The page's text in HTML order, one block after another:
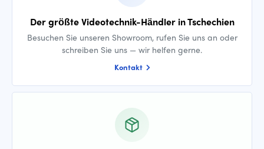
Der größte Videotechnik-Händler in Tschechien
Besuchen Sie unseren Showroom, rufen Sie uns an oder
schreiben Sie uns — wir helfen gerne.
Kontakt